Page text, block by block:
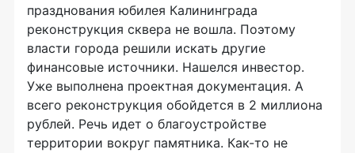
празднования юбилея Калининграда
реконструкция сквера не вошла. Поэтому
власти города решили искать другие
финансовые источники. Нашелся инвестор.
Уже выполнена проектная документация. А
всего реконструкция обойдется в 2 миллиона
рублей. Речь идет о благоустройстве
территории вокруг памятника. Как-то не